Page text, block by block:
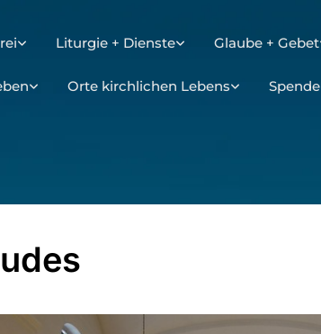
Liturgie + Dienste Glaube + Gebet
Orte kirchlichen Lebens